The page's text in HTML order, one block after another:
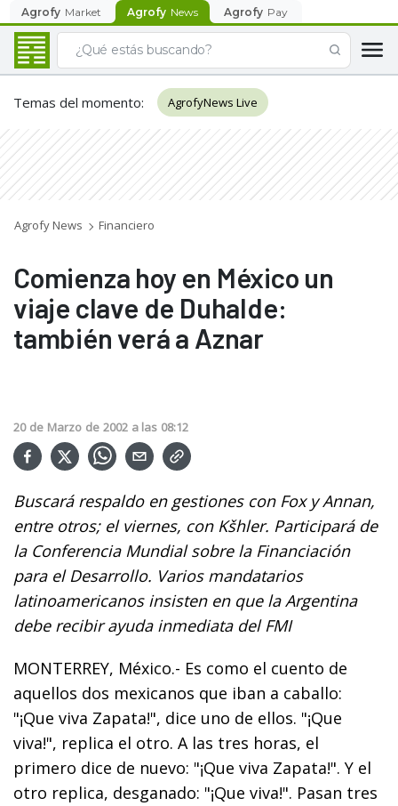
Agrofy Market Agrofy News Agrofy Pay
Temas del momento: AgrofyNews Live
Agrofy News Financiero
Comienza hoy en México un
viaje clave de Duhalde:
también verá a Aznar
20 de Marzo de 2002 a las 08:12
Buscará respaldo en gestiones con Fox y Annan,
entre otros; el viernes, con Kšhler. Participará de
la Conferencia Mundial sobre la Financiación
para el Desarrollo. Varios mandatarios
latinoamericanos insisten en que la Argentina
debe recibir ayuda inmediata del FMI
MONTERREY, México.- Es como el cuento de
aquellos dos mexicanos que iban a caballo:
"¡Que viva Zapata!", dice uno de ellos. "¡Que
viva!", replica el otro. A las tres horas, el
primero dice de nuevo: "¡Que viva Zapata!". Y el
otro replica, desganado: "¡Que viva!". Pasan tres